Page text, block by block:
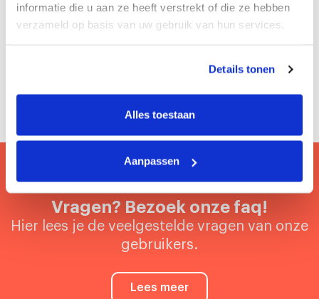
informatie die u aan ze heeft verstrekt of die ze hebben
verzameld op basis van uw gebruik van hun services.
Details tonen
Alles toestaan
Aanpassen
Vragen? Bezoek onze faq!
Hier lees je de veelgestelde vragen van onze
gebruikers.
Lees meer